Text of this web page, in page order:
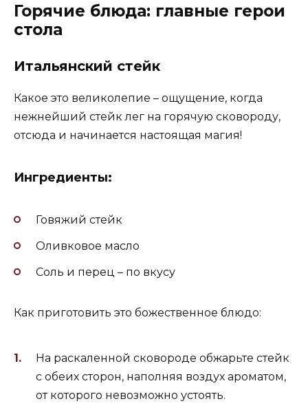
Горячие блюда: главные герои
стола
Итальянский стейк
Какое это великолепие – ощущение, когда
нежнейший стейк лег на горячую сковороду,
отсюда и начинается настоящая магия!
Ингредиенты:
Говяжий стейк
Оливковое масло
Соль и перец – по вкусу
Как приготовить это божественное блюдо:
На раскаленной сковороде обжарьте стейк
с обеих сторон, наполняя воздух ароматом,
от которого невозможно устоять.